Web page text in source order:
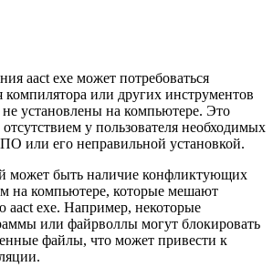
aact exe может потребоваться
компилятора или других инструментов
не установлены на компьютере. Это
у пользователя необходимых
или его неправильной установкой.
может быть наличие конфликтующих
на компьютере, которые мешают
aact exe. Например, некоторые
или файрволлы могут блокировать
файлы, что может привести к